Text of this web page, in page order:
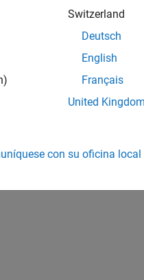
Switzerland
Deutsch
English
Français
United Kingdom
con su oficina local